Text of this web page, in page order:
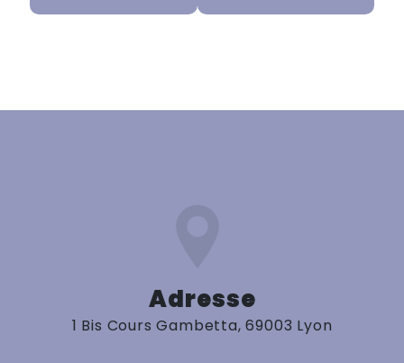
Adresse
1 Bis Cours Gambetta, 69003 Lyon